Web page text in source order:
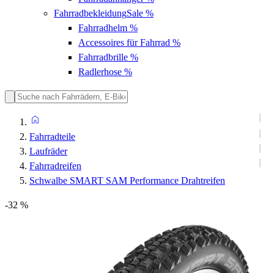
FahrradbekleidungSale %
Fahrradhelm %
Accessoires für Fahrrad %
Fahrradbrille %
Radlerhose %
Fahrradteile
Laufräder
Fahrradreifen
Schwalbe SMART SAM Performance Drahtreifen
-32 %